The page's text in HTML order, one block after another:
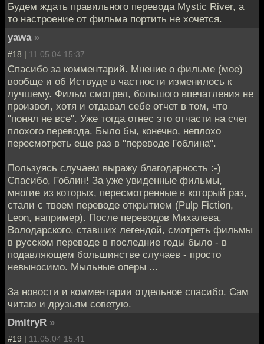
Будем ждать правильного перевода Mystic River, а
то настроение от фильма портить не хочется.
yawa »
#18 | 11.05.04 15:37
Спасибо за комментарий. Мнение о фильме (мое)
вообще и об Иствуде в частности изменилось к
лучшему. Фильм смотрел, большого впечатления не
произвел, хотя и отдавал себе отчет в том, что
"понял не все". Уже тогда отнес это отчасти на счет
плохого перевода. Было бы, конечно, неплохо
пересмотреть еще раз в "переводе Гоблина".
Пользуясь случаем выражу благодарность :-)
Спасибо, Гоблин! За уже увиденные фильмы,
многие из которых, пересмотренные в который раз,
стали с твоем переводе открытием (Pulp Fiction,
Leon, например). После переводов Михалева,
Володарского, ставших легендой, смотреть фильмы
в русском переводе в последние годы было - в
подавляющем большинстве случаев - просто
невыносимо. Мыльные оперы ...
За новости и комментарии отдельное спасибо. Сам
читаю и друзьям советую.
DmitryR »
#19 | 11.05.04 15:41